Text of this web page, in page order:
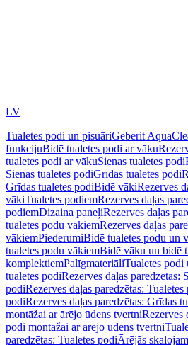
LV
Tualetes podi un pisuāriGeberit
funkcijuBidē tualetes podi ar vāku
tualetes podi ar vākuSienas tualetes podi
Sienas tualetes podiGrīdas tualetes podi
Grīdas tualetes podiBidē vākiRezerves
vākiTualetes podiemRezerves daļas
podiemDizaina paneļiRezerves daļas
tualetes podu vākiemRezerves daļas
vākiemPiederumiBidē tualetes podu un
tualetes podu vākiemBidē vāku un bidē
komplektiemPalīgmateriāliTualetes podi
tualetes podiRezerves daļas paredzētas:
podiRezerves daļas paredzētas: Tualetes
podiRezerves daļas paredzētas: Grīdas
montāžai ar ārējo ūdens tvertniRezerves
podi montāžai ar ārējo ūdens tvertni
paredzētas: Tualetes podiĀrējās